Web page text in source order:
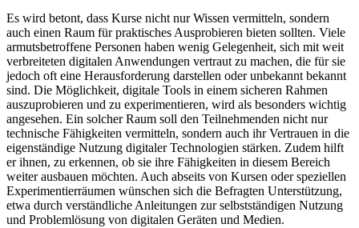
Es wird betont, dass Kurse nicht nur Wissen vermitteln, sondern
auch einen Raum für praktisches Ausprobieren bieten sollten. Viele
armutsbetroffene Personen haben wenig Gelegenheit, sich mit weit
verbreiteten digitalen Anwendungen vertraut zu machen, die für sie
jedoch oft eine Herausforderung darstellen oder unbekannt bekannt
sind. Die Möglichkeit, digitale Tools in einem sicheren Rahmen
auszuprobieren und zu experimentieren, wird als besonders wichtig
angesehen. Ein solcher Raum soll den Teilnehmenden nicht nur
technische Fähigkeiten vermitteln, sondern auch ihr Vertrauen in die
eigenständige Nutzung digitaler Technologien stärken. Zudem hilft
er ihnen, zu erkennen, ob sie ihre Fähigkeiten in diesem Bereich
weiter ausbauen möchten. Auch abseits von Kursen oder speziellen
Experimentierräumen wünschen sich die Befragten Unterstützung,
etwa durch verständliche Anleitungen zur selbstständigen Nutzung
und Problemlösung von digitalen Geräten und Medien.